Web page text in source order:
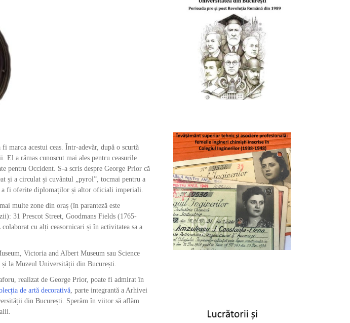
marca acestui ceas. Într-adevăr, după o scurtă
El a rămas cunoscut mai ales pentru ceasurile
pentru Occident. S-a scris despre George Prior că
și a circulat și cuvântul „pyrol”, tocmai pentru a
a fi oferite diplomaților și altor oficiali imperiali.
multe zone din oraș (în paranteză este
31 Prescot Street, Goodmans Fields (1765-
cu alți ceasornicari și în activitatea sa a
Victoria and Albert Museum sau Science
la Muzeul Universității din București.
realizat de George Prior, poate fi admirat în
de artă decorativă, parte integrantă a Arhivei
din București. Sperăm în viitor să aflăm